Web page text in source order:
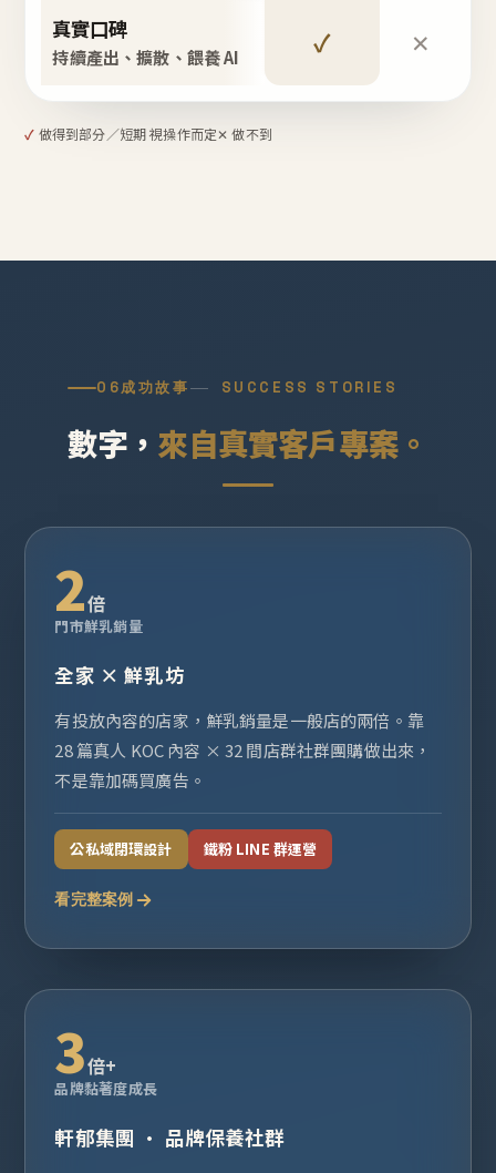
真實口碑
持續產出、擴散、餵養 AI ✓ ✕
✓ 做得到部分／短期 視操作而定✕ 做不到
06成功故事 SUCCESS STORIES
數字， 來自真實客戶專案。
2倍
門市鮮乳銷量
全家 × 鮮乳坊
有投放內容的店家，鮮乳銷量是一般店的兩倍。靠
28 篇真人 KOC 內容 × 32 間店群社群團購做出來，
不是靠加碼買廣告。
公私域閉環設計 鐵粉 LINE 群運營
看完整案例
3倍+
品牌黏著度成長
軒郁集團 · 品牌保養社群